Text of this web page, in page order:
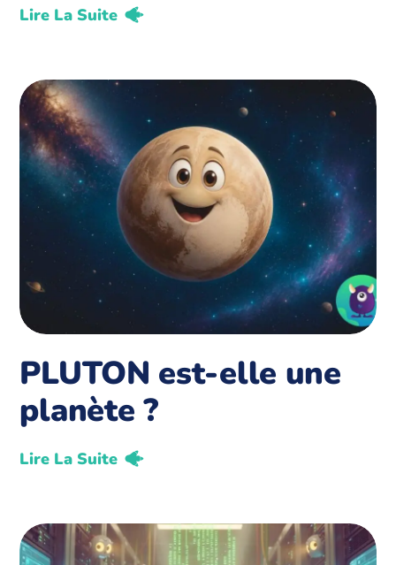
Lire La Suite
PLUTON est-elle une
planète ?
Lire La Suite